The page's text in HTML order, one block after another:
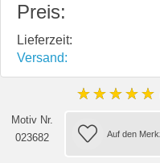
Preis:
Lieferzeit:
Versand:
★★★★★
Motiv Nr.
023682